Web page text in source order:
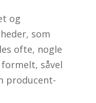
og
som
ofte, nogle
såvel
producent-